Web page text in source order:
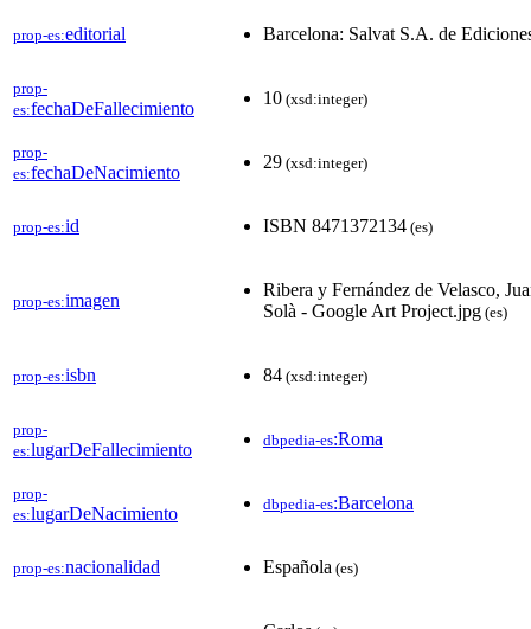
prop-es:editorial Barcelona: Salvat S.A. de
prop-
es:fechaDeFallecimiento
10 (xsd:integer)
prop-
es:fechaDeNacimiento
29 (xsd:integer)
prop-es:id ISBN 8471372134 (es)
prop-es:imagen
Ribera y Fernández de Velasco,
Solà - Google Art Project.jpg (es)
prop-es:isbn 84 (xsd:integer)
prop-
es:lugarDeFallecimiento dbpedia-es:Roma
prop-
es:lugarDeNacimiento dbpedia-es:Barcelona
prop-es:nacionalidad Española (es)